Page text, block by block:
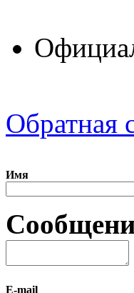
Обратная
Имя
E-mail